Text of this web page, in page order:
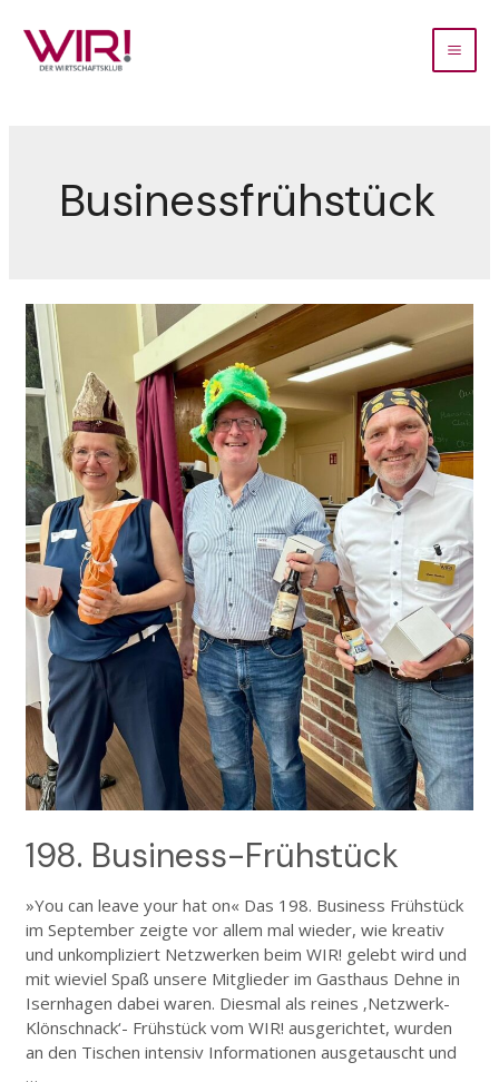
Businessfrühstück
198. Business-Frühstück
»You can leave your hat on« Das 198. Business Frühstück
im September zeigte vor allem mal wieder, wie kreativ
und unkompliziert Netzwerken beim WIR! gelebt wird und
mit wieviel Spaß unsere Mitglieder im Gasthaus Dehne in
Isernhagen dabei waren. Diesmal als reines ‚Netzwerk-
Klönschnack‘- Frühstück vom WIR! ausgerichtet, wurden
an den Tischen intensiv Informationen ausgetauscht und
…